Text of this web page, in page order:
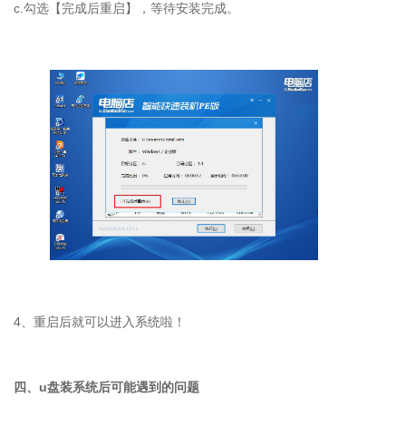
c.勾选【完成后重启】，等待安装完成。
4、重启后就可以进入系统啦！
四、 u盘装系统后可能遇到的问题